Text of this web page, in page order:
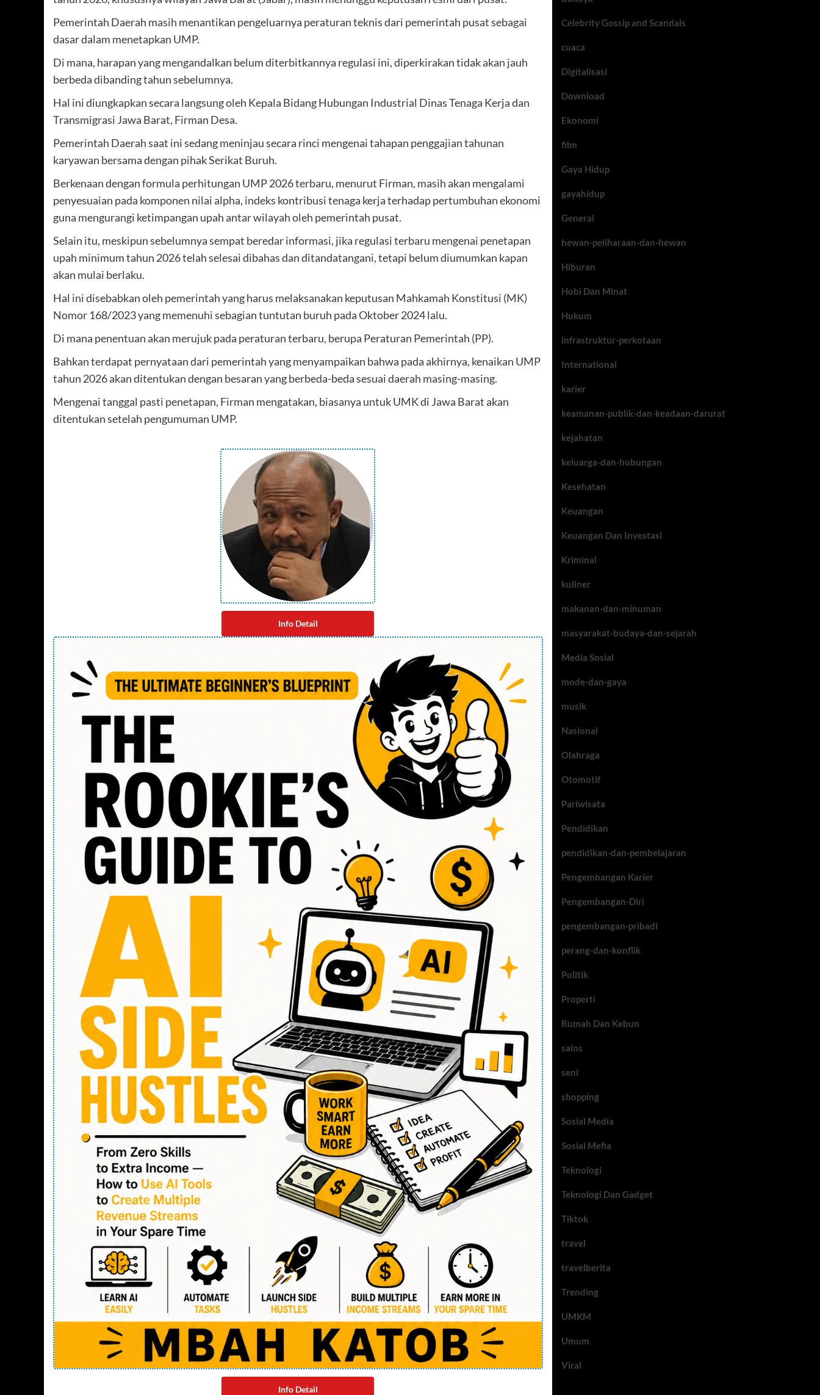
Pemerintah Daerah masih menantikan pengeluarnya peraturan teknis dari pemerintah pusat sebagai
dasar dalam menetapkan UMP.
Di mana, harapan yang mengandalkan belum diterbitkannya regulasi ini, diperkirakan tidak akan jauh
berbeda dibanding tahun sebelumnya.
Hal ini diungkapkan secara langsung oleh Kepala Bidang Hubungan Industrial Dinas Tenaga Kerja dan
Transmigrasi Jawa Barat, Firman Desa.
Pemerintah Daerah saat ini sedang meninjau secara rinci mengenai tahapan penggajian tahunan
karyawan bersama dengan pihak Serikat Buruh.
Berkenaan dengan formula perhitungan UMP 2026 terbaru, menurut Firman, masih akan mengalami
penyesuaian pada komponen nilai alpha, indeks kontribusi tenaga kerja terhadap pertumbuhan ekonomi
guna mengurangi ketimpangan upah antar wilayah oleh pemerintah pusat.
Selain itu, meskipun sebelumnya sempat beredar informasi, jika regulasi terbaru mengenai penetapan
upah minimum tahun 2026 telah selesai dibahas dan ditandatangani, tetapi belum diumumkan kapan
akan mulai berlaku.
Hal ini disebabkan oleh pemerintah yang harus melaksanakan keputusan Mahkamah Konstitusi (MK)
Nomor 168/2023 yang memenuhi sebagian tuntutan buruh pada Oktober 2024 lalu.
Di mana penentuan akan merujuk pada peraturan terbaru, berupa Peraturan Pemerintah (PP).
Bahkan terdapat pernyataan dari pemerintah yang menyampaikan bahwa pada akhirnya, kenaikan UMP
tahun 2026 akan ditentukan dengan besaran yang berbeda-beda sesuai daerah masing-masing.
Mengenai tanggal pasti penetapan, Firman mengatakan, biasanya untuk UMK di Jawa Barat akan
ditentukan setelah pengumuman UMP.
Info Detail
Info Detail
Celebrity Gossip and Scandals
cuaca
Digitalisasi
Download
Ekonomi
film
Gaya Hidup
gayahidup
General
hewan-peliharaan-dan-hewan
Hiburan
Hobi Dan Minat
Hukum
infrastruktur-perkotaan
International
karier
keamanan-publik-dan-keadaan-darurat
kejahatan
keluarga-dan-hubungan
Kesehatan
Keuangan
Keuangan Dan Investasi
Kriminal
kuliner
makanan-dan-minuman
masyarakat-budaya-dan-sejarah
Media Sosial
mode-dan-gaya
musik
Nasional
Olahraga
Otomotif
Pariwisata
Pendidikan
pendidikan-dan-pembelajaran
Pengembangan Karier
Pengembangan-Diri
pengembangan-pribadi
perang-dan-konflik
Politik
Properti
Rumah Dan Kebun
sains
seni
shopping
Sosial Media
Sosial Mefia
Teknologi
Teknologi Dan Gadget
Tiktok
travel
travelberita
Trending
UMKM
Umum
Viral